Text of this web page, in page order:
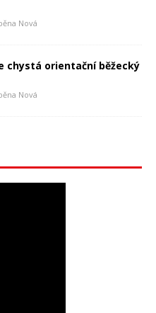
Nová
chystá orientační běžecký
Nová